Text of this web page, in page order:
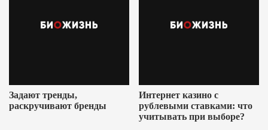
Задают тренды,
раскручивают бренды
Интернет казино с
рублевыми ставками: что
учитывать при выборе?